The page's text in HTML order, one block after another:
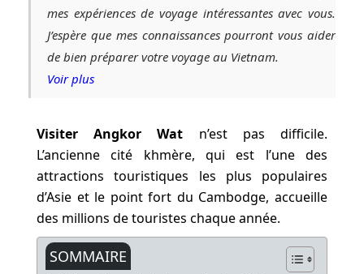
mes expériences de voyage intéressantes avec vous.
J’espère que mes connaissances pourront vous aider
de bien préparer votre voyage au Vietnam.
Voir plus
Visiter Angkor Wat n’est pas difficile.
L’ancienne cité khmère, qui est l’une des
attractions touristiques les plus populaires
d’Asie et le point fort du Cambodge, accueille
des millions de touristes chaque année.
SOMMAIRE